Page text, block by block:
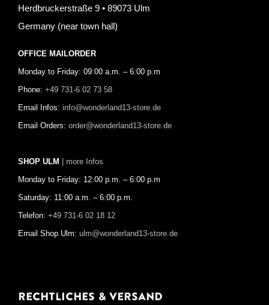
Herdbruckerstraße 9 • 89073 Ulm
Germany (near town hall)
OFFICE MAILORDER
Monday to Friday: 09:00 a.m. – 6:00 p.m
Phone: +49 731-6 02 73 58
Email Infos: info@wonderland13-store.de
Email Orders: order@wonderland13-store.de
SHOP ULM | more Infos
Monday to Friday: 12:00 p.m. – 6:00 p.m
Saturday: 11:00 a.m. – 6:00 p.m.
Telefon: +49 731-6 02 18 12
Email Shop Ulm: ulm@wonderland13-store.de
Rechtliches & Versand